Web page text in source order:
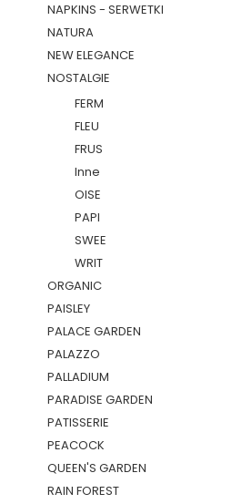
NAPKINS - SERWETKI
NATURA
NEW ELEGANCE
NOSTALGIE
FERM
FLEU
FRUS
Inne
OISE
PAPI
SWEE
WRIT
ORGANIC
PAISLEY
PALACE GARDEN
PALAZZO
PALLADIUM
PARADISE GARDEN
PATISSERIE
PEACOCK
QUEEN'S GARDEN
RAIN FOREST